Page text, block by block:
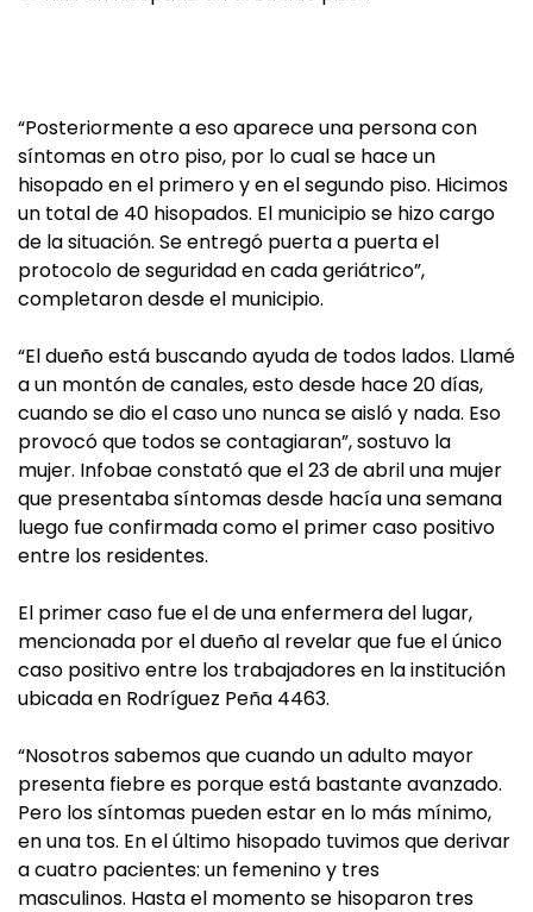
“Posteriormente a eso aparece una persona con
síntomas en otro piso, por lo cual se hace un
hisopado en el primero y en el segundo piso. Hicimos
un total de 40 hisopados. El municipio se hizo cargo
de la situación. Se entregó puerta a puerta el
protocolo de seguridad en cada geriátrico”,
completaron desde el municipio.
“El dueño está buscando ayuda de todos lados. Llamé
a un montón de canales, esto desde hace 20 días,
cuando se dio el caso uno nunca se aisló y nada. Eso
provocó que todos se contagiaran”, sostuvo la
mujer. Infobae constató que el 23 de abril una mujer
que presentaba síntomas desde hacía una semana
luego fue confirmada como el primer caso positivo
entre los residentes.
El primer caso fue el de una enfermera del lugar,
mencionada por el dueño al revelar que fue el único
caso positivo entre los trabajadores en la institución
ubicada en Rodríguez Peña 4463.
“Nosotros sabemos que cuando un adulto mayor
presenta fiebre es porque está bastante avanzado.
Pero los síntomas pueden estar en lo más mínimo,
en una tos. En el último hisopado tuvimos que derivar
a cuatro pacientes: un femenino y tres
masculinos. Hasta el momento se hisoparon tres